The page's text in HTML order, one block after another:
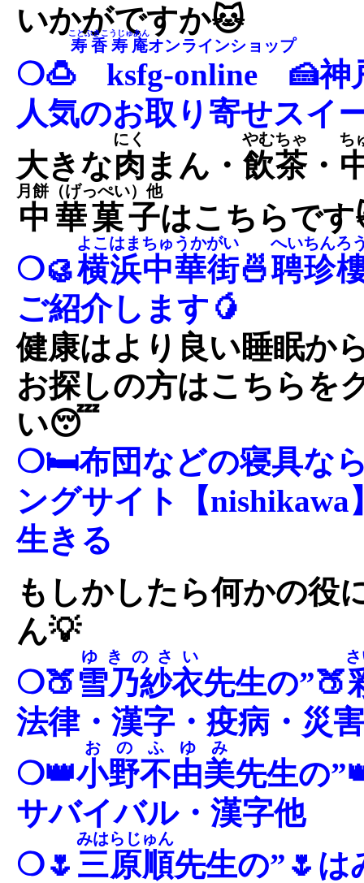
いかがですか🐱
❍🍮
ksfg-online
寿香寿庵
ことぶきこうじゅあん
オンラインショップ
🍰神
人気のお取り寄せスイ
大きな肉
にく
まん・ 飲茶
やむちゃ
・
ち
中華菓子
月餅（げっぺい）他
はこちらです
❍🥮横浜中華街
よこはまちゅうかがい
🍜聘珍
へいちんろ
ご紹介します🥭
健康はより良い睡眠か
お探しの方はこちらを
い😴
❍🛏布団などの寝具な
ングサイト【nishikawa
生きる
もしかしたら何かの役
ん💡
❍🍑雪乃紗衣
ゆきのさい
先生の”🍑
法律・漢字・疫病・災
❍👑小野不由美
おのふゆみ
先生の
サバイバル・漢字他
❍🌷 三原順
みはらじゅん
先生の”🌷は